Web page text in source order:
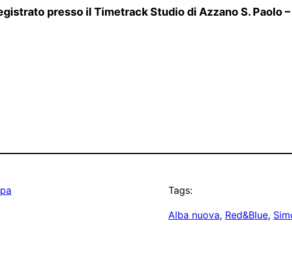
presso il Timetrack Studio di Azzano S. Paolo –
Tags:
Alba nuova, Red&Blue,